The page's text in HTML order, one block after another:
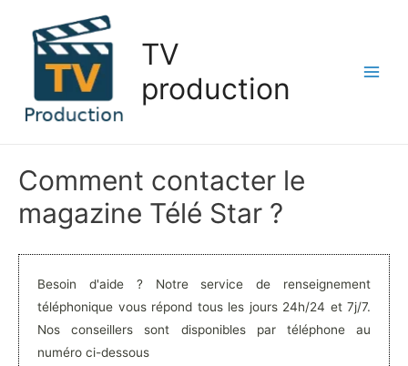
contenu
TV
production
Comment contacter le
magazine Télé Star ?
Besoin d'aide ? Notre service de renseignement
téléphonique vous répond tous les jours 24h/24 et 7j/7.
Nos conseillers sont disponibles par téléphone au
numéro ci-dessous